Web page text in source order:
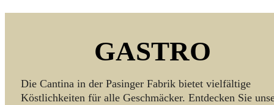
GASTRO
Die Cantina in der Pasinger Fabrik bietet vielfältige
Köstlichkeiten für alle Geschmäcker. Entdecken Sie